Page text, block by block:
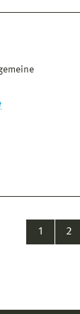
1 2